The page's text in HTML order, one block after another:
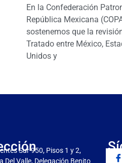
En la Confederación
República Mexicana
sostenemos que la
Tratado entre México,
Unidos y
Sur 950, Pisos 1 y 2,
Del Valle, Delegación Benito